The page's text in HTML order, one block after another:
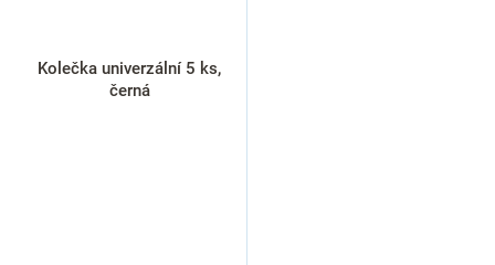
Kolečka univerzální 5 ks,
černá